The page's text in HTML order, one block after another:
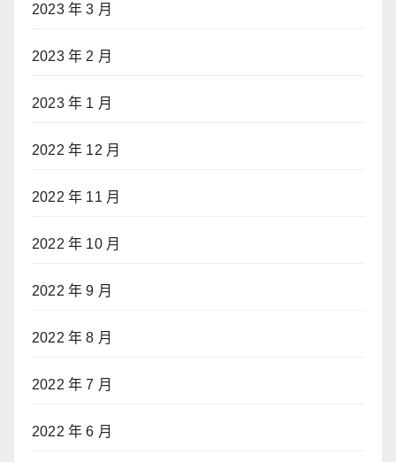
2023 年 3 月
2023 年 2 月
2023 年 1 月
2022 年 12 月
2022 年 11 月
2022 年 10 月
2022 年 9 月
2022 年 8 月
2022 年 7 月
2022 年 6 月